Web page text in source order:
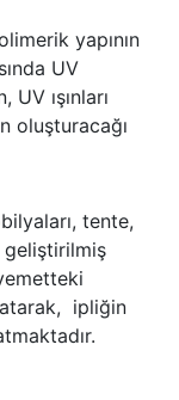
yapının
UV
ışınları
oluşturacağı
tente,
geliştirilmiş
ipliğin